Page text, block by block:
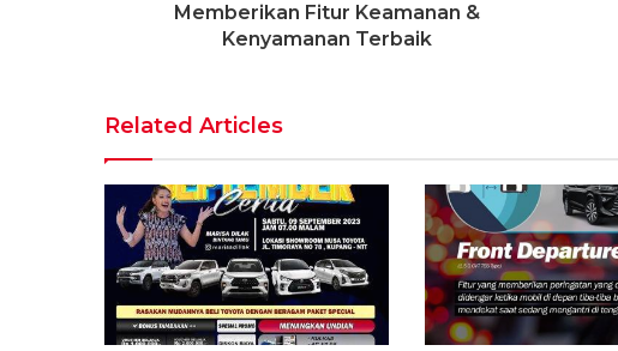
Memberikan Fitur Keamanan &
Kenyamanan Terbaik
Related Articles